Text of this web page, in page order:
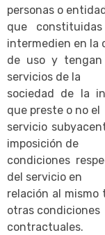
personas o
que
intermedien en la
de uso y tengan
servicios de la
sociedad de la
que preste o no el
servicio
imposición de
condiciones
del servicio en
relación al mismo
otras condiciones
contractuales.